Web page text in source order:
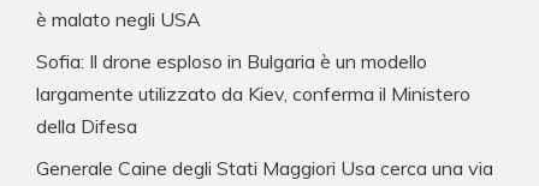
è malato negli USA
Sofia: Il drone esploso in Bulgaria è un modello
largamente utilizzato da Kiev, conferma il Ministero
della Difesa
Generale Caine degli Stati Maggiori Usa cerca una via